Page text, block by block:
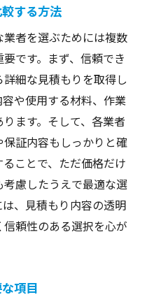
する方法
者を選ぶためには複数
です。まず、信頼でき
細な見積もりを取得し
や使用する材料、作業
ます。そして、各業者
証内容もしっかりと確
ことで、ただ価格だけ
慮したうえで最適な選
、見積もり内容の透明
頼性のある選択を心が
項目